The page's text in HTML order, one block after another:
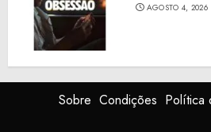
AGOSTO 4, 2026
Sobre Condições Política